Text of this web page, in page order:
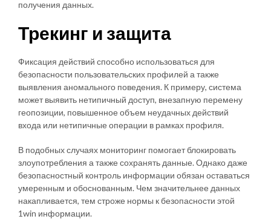
получения данных.
Трекинг и защита
Фиксация действий способно использоваться для
безопасности пользовательских профилей а также
выявления аномального поведения. К примеру, система
может выявить нетипичный доступ, внезапную перемену
геопозиции, повышенное объем неудачных действий
входа или нетипичные операции в рамках профиля.
В подобных случаях мониторинг помогает блокировать
злоупотребления а также сохранять данные. Однако даже
безопасностный контроль информации обязан оставаться
умеренным и обоснованным. Чем значительнее данных
накапливается, тем строже нормы к безопасности этой
1win информации.